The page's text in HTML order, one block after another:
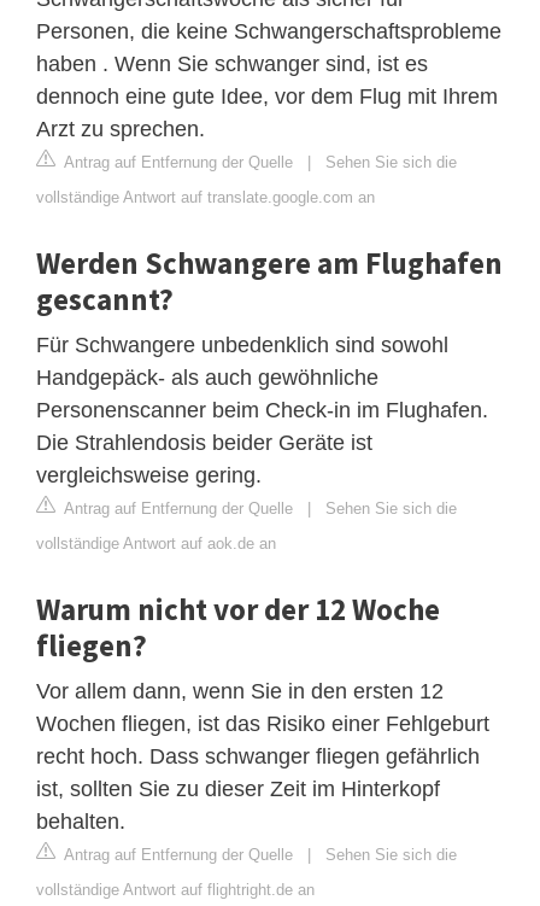
Personen, die keine Schwangerschaftsprobleme
haben . Wenn Sie schwanger sind, ist es
dennoch eine gute Idee, vor dem Flug mit Ihrem
Arzt zu sprechen.
Antrag auf Entfernung der Quelle | Sehen Sie sich die
vollständige Antwort auf translate.google.com an
Werden Schwangere am Flughafen
gescannt?
Für Schwangere unbedenklich sind sowohl
Handgepäck- als auch gewöhnliche
Personenscanner beim Check-in im Flughafen.
Die Strahlendosis beider Geräte ist
vergleichsweise gering.
Antrag auf Entfernung der Quelle | Sehen Sie sich die
vollständige Antwort auf aok.de an
Warum nicht vor der 12 Woche
fliegen?
Vor allem dann, wenn Sie in den ersten 12
Wochen fliegen, ist das Risiko einer Fehlgeburt
recht hoch. Dass schwanger fliegen gefährlich
ist, sollten Sie zu dieser Zeit im Hinterkopf
behalten.
Antrag auf Entfernung der Quelle | Sehen Sie sich die
vollständige Antwort auf flightright.de an